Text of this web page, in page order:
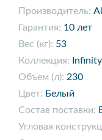
Производитель:
Гарантия: 10 лет
Вес (кг): 53
Коллекция:
Infinity
Объем (л): 230
Цвет: Белый
Состав поставки:
Угловая